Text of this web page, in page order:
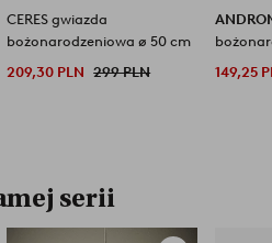
CERES gwiazda
bożonarodzeniowa ø 50 cm
209,30 PLN
299 PLN
149,25
serii